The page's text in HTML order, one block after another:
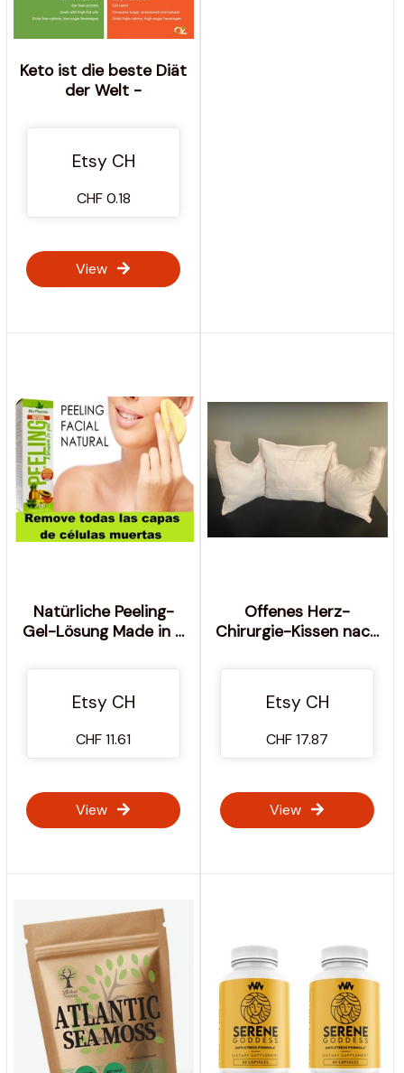
Keto ist die beste Diät
der Welt -
Etsy CH
CHF 0.18
View
Natürliche Peeling-
Gel-Lösung Made in U
Etsy CH
CHF 11.61
View
Offenes Herz-
Chirurgie-Kissen nach
Chirurgie
Etsy CH
CHF 17.87
View